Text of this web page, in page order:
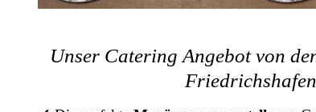
Unser Catering Angebot von